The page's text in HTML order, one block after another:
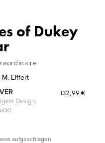
of Dukey
Eiffert
Design,
132,99 €
aufgeschlagen.